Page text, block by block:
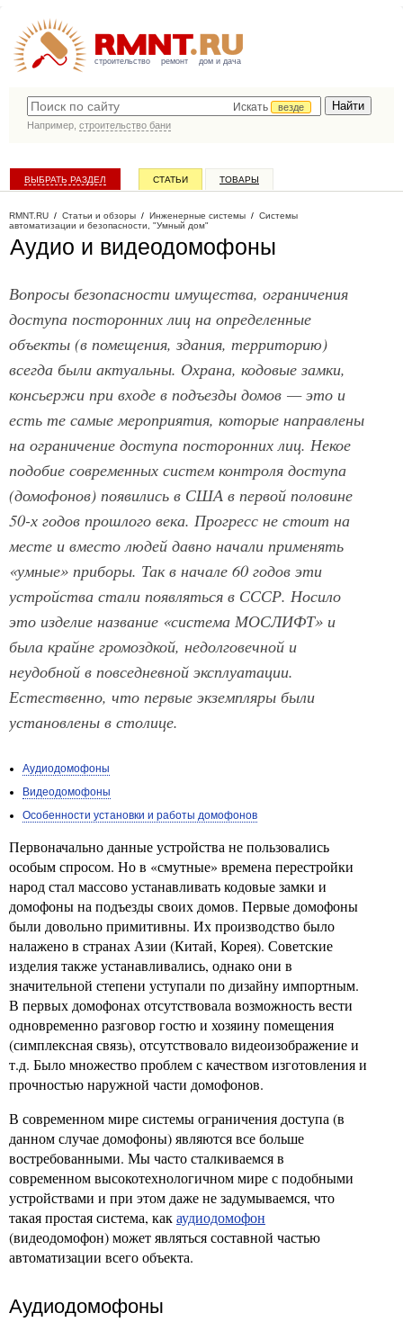
строительство ремонт дом и дача
Искать
везде
Например, строительство бани
ВЫБРАТЬ РАЗДЕЛ СТАТЬИ ТОВАРЫ
RMNT.RU / Статьи и обзоры / Инженерные системы / Системы
автоматизации и безопасности, "Умный дом"
Аудио и видеодомофоны
Вопросы безопасности имущества, ограничения
доступа посторонних лиц на определенные
объекты (в помещения, здания, территорию)
всегда были актуальны. Охрана, кодовые замки,
консьержи при входе в подъезды домов — это и
есть те самые мероприятия, которые направлены
на ограничение доступа посторонних лиц. Некое
подобие современных систем контроля доступа
(домофонов) появились в США в первой половине
50-х годов прошлого века. Прогресс не стоит на
месте и вместо людей давно начали применять
«умные» приборы. Так в начале 60 годов эти
устройства стали появляться в СССР. Носило
это изделие название «система МОСЛИФТ» и
была крайне громоздкой, недолговечной и
неудобной в повседневной эксплуатации.
Естественно, что первые экземпляры были
установлены в столице.
Аудиодомофоны
Видеодомофоны
Особенности установки и работы домофонов
Первоначально данные устройства не пользовались
особым спросом. Но в «смутные» времена перестройки
народ стал массово устанавливать кодовые замки и
домофоны на подъезды своих домов. Первые домофоны
были довольно примитивны. Их производство было
налажено в странах Азии (Китай, Корея). Советские
изделия также устанавливались, однако они в
значительной степени уступали по дизайну импортным.
В первых домофонах отсутствовала возможность вести
одновременно разговор гостю и хозяину помещения
(симплексная связь), отсутствовало видеоизображение и
т.д. Было множество проблем с качеством изготовления и
прочностью наружной части домофонов.
В современном мире системы ограничения доступа (в
данном случае домофоны) являются все больше
востребованными. Мы часто сталкиваемся в
современном высокотехнологичном мире с подобными
устройствами и при этом даже не задумываемся, что
такая простая система, какаудиодомофон
(видеодомофон) может являться составной частью
автоматизации всего объекта.
Аудиодомофоны